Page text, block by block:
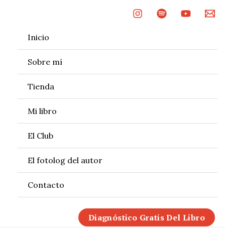
Inicio
Sobre mí
Tienda
Mi libro
El Club
El fotolog del autor
Contacto
Diagnóstico Gratis Del Libro